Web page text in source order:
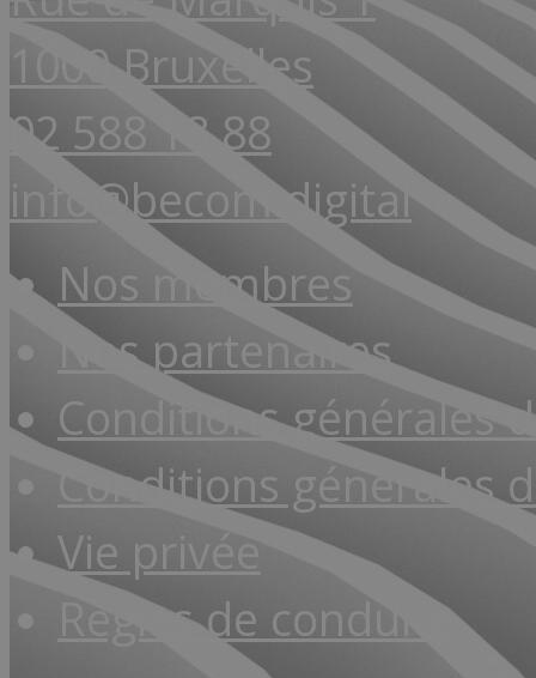
1000 Bruxelles
02 588 18 88
info@becom.digital
Nos membres
Nos partenaires
Conditions générales
Conditions générales
Vie privée
Règles de conduite